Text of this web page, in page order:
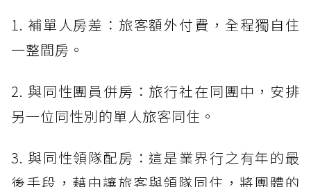
1. 補單人房差：旅客額外付費，全程獨自住
一整間房。
2. 與同性團員併房：旅行社在同團中，安排
另一位同性別的單人旅客同住。
3. 與同性領隊配房：這是業界行之有年的最
後手段，藉由讓旅客與領隊同住，將團體的